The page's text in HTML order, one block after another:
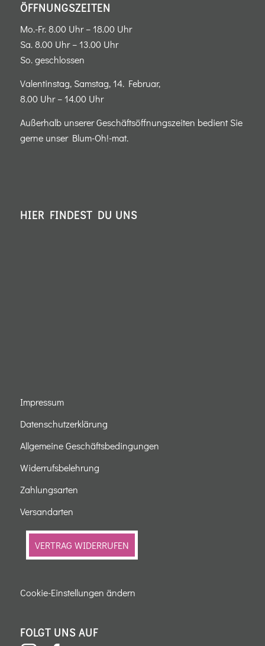
ÖFFNUNGSZEITEN
Mo.-Fr. 8.00 Uhr – 18.00 Uhr
Sa. 8.00 Uhr – 13.00 Uhr
So. geschlossen
Valentinstag, Samstag, 14. Februar,
8.00 Uhr – 14.00 Uhr
Außerhalb unserer Geschäftsöffnungszeiten bedient Sie
gerne unser Blum-Oh!-mat.
HIER FINDEST DU UNS
Impressum
Datenschutzerklärung
Allgemeine Geschäftsbedingungen
Widerrufsbelehrung
Zahlungsarten
Versandarten
VERTRAG WIDERRUFEN
Cookie-Einstellungen ändern
FOLGT UNS AUF